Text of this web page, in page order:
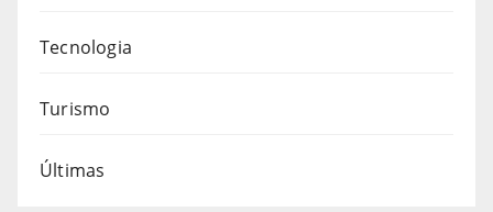
Tecnologia
Turismo
Últimas